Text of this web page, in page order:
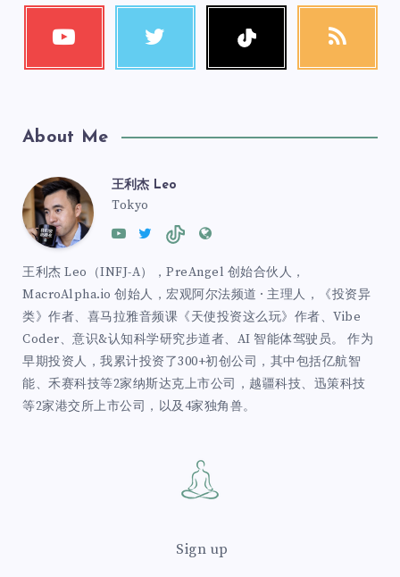
About Me
王利杰 Leo
Tokyo
王利杰 Leo（INFJ-A），PreAngel 创始合伙人，
MacroAlpha.io 创始人，宏观阿尔法频道 · 主理人，《投资异
类》作者、喜马拉雅音频课《天使投资这么玩》作者、Vibe
Coder、意识&认知科学研究步道者、AI 智能体驾驶员。 作为
早期投资人，我累计投资了300+初创公司，其中包括亿航智
能、禾赛科技等2家纳斯达克上市公司，越疆科技、迅策科技
等2家港交所上市公司，以及4家独角兽。
Sign up